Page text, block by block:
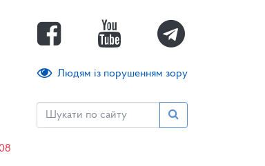
Людям із порушенням зору